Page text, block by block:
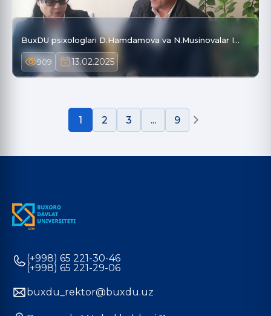
BuxDU psixologlari D.Hamdamova va N.Musinovalar I…
909 13.02.2025
1 2 3 ... 9
(+998) 65 221-30-46
(+998) 65 221-29-06
buxdu_rektor@buxdu.uz